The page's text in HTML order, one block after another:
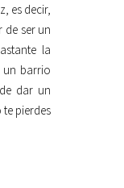
es decir,
de ser un
la
un barrio
dar un
pierdes